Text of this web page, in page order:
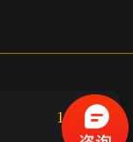
16个月